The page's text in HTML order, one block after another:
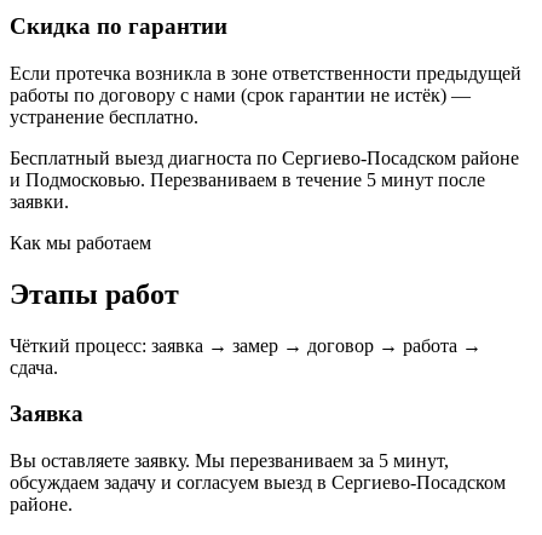
Скидка по гарантии
Если протечка возникла в зоне ответственности предыдущей
работы по договору с нами (срок гарантии не истёк) —
устранение бесплатно.
Бесплатный выезд диагноста по Сергиево-Посадском районе
и Подмосковью. Перезваниваем в течение 5 минут после
заявки.
Как мы работаем
Этапы работ
Чёткий процесс: заявка → замер → договор → работа →
сдача.
Заявка
Вы оставляете заявку. Мы перезваниваем за 5 минут,
обсуждаем задачу и согласуем выезд в Сергиево-Посадском
районе.